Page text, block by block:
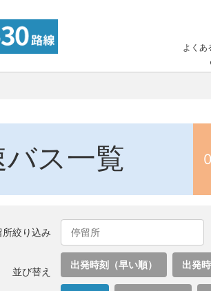
よくあ
ス一覧
所絞り込み
並び替え
出発時刻（早い順） 出発